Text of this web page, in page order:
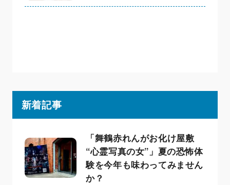
新着記事
「舞鶴赤れんがお化け屋敷
“心霊写真の女”」夏の恐怖体
験を今年も味わってみません
か？